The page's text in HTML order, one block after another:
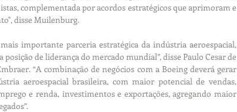
complementada por acordos estratégicos que aprimoram e
disse Muilenburg.
importante parceria estratégica da indústria aeroespacial,
posição de liderança do mercado mundial”, disse Paulo Cesar de
“A combinação de negócios com a Boeing deverá gerar
aeroespacial brasileira, com maior potencial de vendas,
e renda, investimentos e exportações, agregando maior